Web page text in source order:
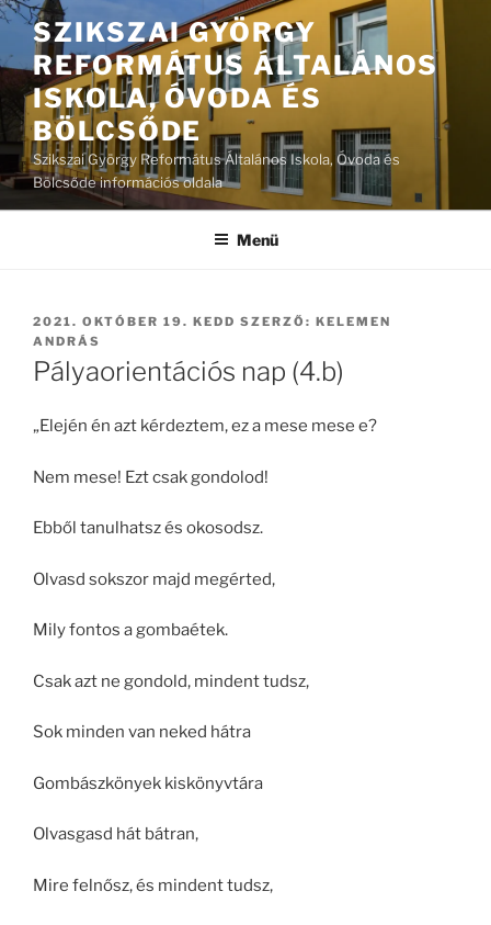
Tartalomhoz
SZIKSZAI GYÖRGY
REFORMÁTUS ÁLTALÁNOS
ISKOLA, ÓVODA ÉS
BÖLCSŐDE
Szikszai György Református Általános Iskola, Óvoda és
Bölcsőde információs oldala
Menü
BEKÜLDVE:
2021. OKTÓBER 19. KEDD SZERZŐ: KELEMEN
ANDRÁS
Pályaorientációs nap (4.b)
„Elején én azt kérdeztem, ez a mese mese e?
Nem mese! Ezt csak gondolod!
Ebből tanulhatsz és okosodsz.
Olvasd sokszor majd megérted,
Mily fontos a gombaétek.
Csak azt ne gondold, mindent tudsz,
Sok minden van neked hátra
Gombászkönyek kiskönyvtára
Olvasgasd hát bátran,
Mire felnősz, és mindent tudsz,